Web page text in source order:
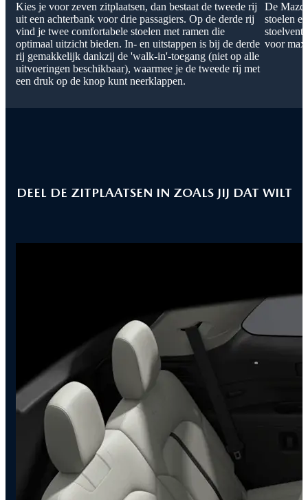
Kies je voor zeven zitplaatsen, dan bestaat de tweede rij
uit een achterbank voor drie passagiers. Op de derde rij
vind je twee comfortabele stoelen met ramen die
optimaal uitzicht bieden. In- en uitstappen is bij de derde
rij gemakkelijk dankzij de 'walk-in'-toegang (niet op alle
uitvoeringen beschikbaar), waarmee je de tweede rij met
een druk op de knop kunt neerklappen.
De
stoelen
voor
DEEL DE ZITPLAATSEN IN ZOALS JIJ DAT WILT